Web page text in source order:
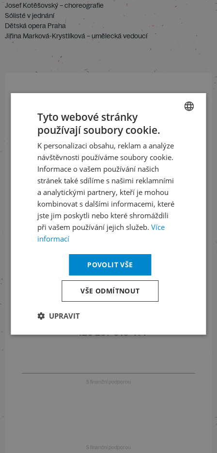
Josef Kotěšovský – choreografie
Sólisté v jednání
Dětská opera Praha
Jiřina Marková-Krystlíková – umělecká vedoucí
a buďte jako první v obraze
ODEBÍRAT NEWSLETTER
Sledujte nás na sociálních sítích
LinkedInflickr
+420 461 049 232
+420 257 310 414
S finanční podporou
S finanční podporou
ENGLISH
Tyto webové stránky
používají soubory cookie.
K personalizaci obsahu, reklam a analýze
návštěvnosti používáme soubory cookie.
Informace o vašem používání našich
stránek také sdílíme s našimi reklamními
a analytickými partnery, kteří je mohou
kombinovat s dalšími informacemi, které
jste jim poskytli nebo které shromáždili
při vašem používání jejich služeb. Více
informací
POVOLIT VŠE
VŠE ODMÍTNOUT
UPRAVIT